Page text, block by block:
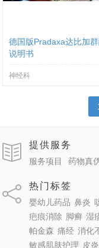
德国版Pradaxa达比加
说明书
神经科
提供服务
服务项目 药物真
热门标签
婴幼儿药品 鼻炎
疤痕消除 脚癣 湿
帕金森 痛经 消化
敏感肌肤护理 皮